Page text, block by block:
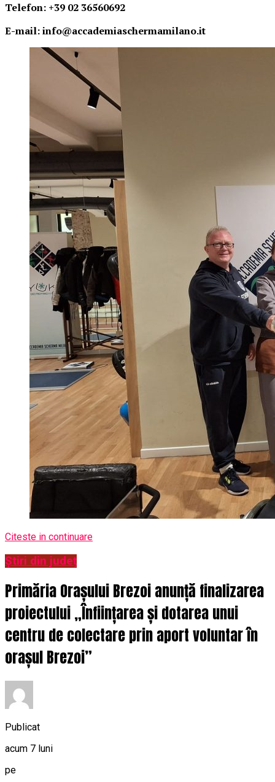
Telefon: +39 02 36560692
E-mail: info@accademiaschermamilano.it
Citeste in continuare
Știri din județ
Primăria Orașului Brezoi anunță finalizarea
proiectului „Înființarea și dotarea unui
centru de colectare prin aport voluntar în
orașul Brezoi”
Publicat
acum 7 luni
pe